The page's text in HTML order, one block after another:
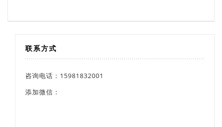
联系方式
咨询电话：15981832001
添加微信：